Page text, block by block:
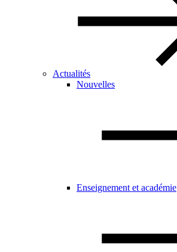
Actualités
Nouvelles
Enseignement et académie